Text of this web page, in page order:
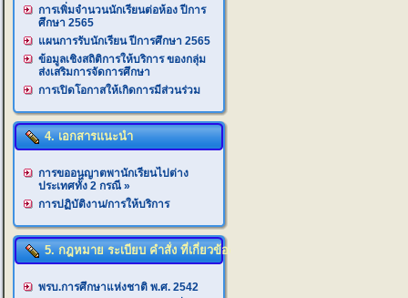
การเพิ่มจำนวนนักเรียนต่อห้อง ปีการ
ศึกษา 2565
แผนการรับนักเรียน ปีการศึกษา 2565
ข้อมูลเชิงสถิติการให้บริการ ของกลุ่ม
ส่งเสริมการจัดการศึกษา
การเปิดโอกาสให้เกิดการมีส่วนร่วม
4. เอกสารแนะนำ
การขออนุญาตพานักเรียนไปต่าง
ประเทศทั้ง 2 กรณี »
การปฏิบัติงาน/การให้บริการ
5. กฎหมาย ระเบียบ คำสั่ง ที่เกี่ยวข้อง
พรบ.การศึกษาแห่งชาติ พ.ศ. 2542